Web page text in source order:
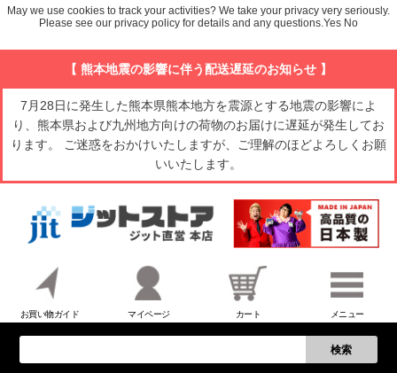
【 熊本地震の影響に伴う配送遅延のお知らせ 】
7月28日に発生した熊本県熊本地方を震源とする地震の影響によ
り、熊本県および九州地方向けの荷物のお届けに遅延が発生してお
ります。 ご迷惑をおかけいたしますが、ご理解のほどよろしくお願
いいたします。
お買い物ガイド マイページ カート メニュー
検索
May we use cookies to track your activities? We take your privacy very seriously.
Please see our privacy policy for details and any questions.Yes No